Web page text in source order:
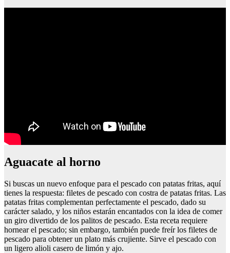
Aguacate al horno
Si buscas un nuevo enfoque para el pescado con patatas fritas, aquí
tienes la respuesta: filetes de pescado con costra de patatas fritas. Las
patatas fritas complementan perfectamente el pescado, dado su
carácter salado, y los niños estarán encantados con la idea de comer
un giro divertido de los palitos de pescado. Esta receta requiere
hornear el pescado; sin embargo, también puede freír los filetes de
pescado para obtener un plato más crujiente. Sirve el pescado con
un ligero alioli casero de limón y ajo.